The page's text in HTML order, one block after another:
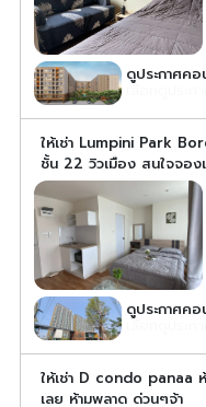
ดูประกาศค
ให้เช่า Lumpini Park
ชั้น 22 วิวเมือง สนใจจอง
ดูประกาศค
ให้เช่า D condo panaa
เลย ห้ามพลาด ด่วนๆจ้า